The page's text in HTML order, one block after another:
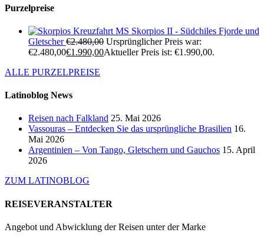
Purzelpreise
Kreuzfahrt MS Skorpios II - Südchiles Fjorde und
Gletscher €2.480,00 Ursprünglicher Preis war:
€2.480,00€1.990,00Aktueller Preis ist: €1.990,00.
ALLE PURZELPREISE
Latinoblog News
Reisen nach Falkland 25. Mai 2026
Vassouras – Entdecken Sie das ursprüngliche Brasilien 16.
Mai 2026
Argentinien – Von Tango, Gletschern und Gauchos 15. April
2026
ZUM LATINOBLOG
REISEVERANSTALTER
Angebot und Abwicklung der Reisen unter der Marke